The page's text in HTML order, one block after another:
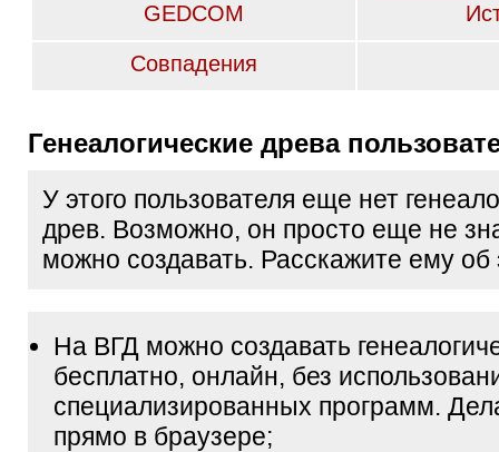
GEDCOM
Совпадения
Генеалогические древа
У этого пользователя еще нет
древ. Возможно, он просто еще не
можно создавать. Расскажите ему об
На ВГД можно создавать
бесплатно, онлайн, без
специализированных программ.
прямо в браузере;